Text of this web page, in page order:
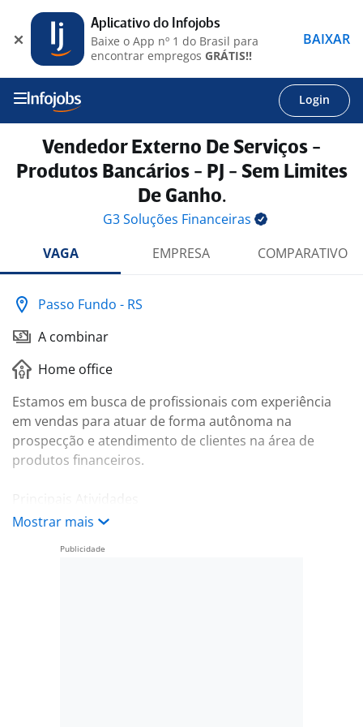
Login
Vendedor Externo De Serviços -
Produtos Bancários - PJ - Sem Limites
De Ganho.
G3 Soluções Financeiras
VAGA
EMPRESA COMPARATIVO
Passo Fundo - RS
A combinar
Home office
Estamos em busca de profissionais com experiência
em vendas para atuar de forma autônoma na
prospecção e atendimento de clientes na área de
produtos financeiros.
Apresentação e comercialização de produtos
Mostrar mais
Aplicativo do Infojobs
Baixe o App nº 1 do Brasil para
encontrar empregos GRÁTIS!!
BAIXAR